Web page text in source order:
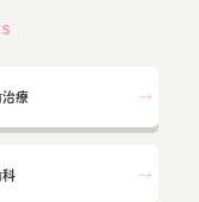
治療
科